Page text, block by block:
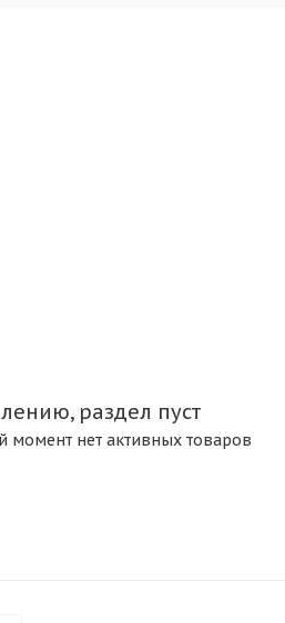
раздел пуст
момент нет активных товаров